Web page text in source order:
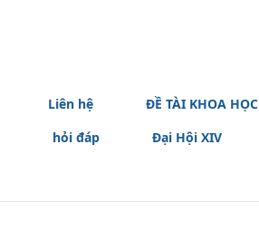
Liên hệ
ĐỀ TÀI KHOA HỌC
hỏi đáp Đại Hội XIV